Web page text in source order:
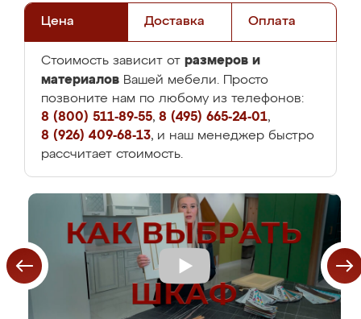
Цена Доставка Оплата
Стоимость зависит от размеров и
материалов Вашей мебели. Просто
позвоните нам по любому из телефонов:
8 (800) 511-89-55, 8 (495) 665-24-01,
8 (926) 409-68-13, и наш менеджер быстро
рассчитает стоимость.